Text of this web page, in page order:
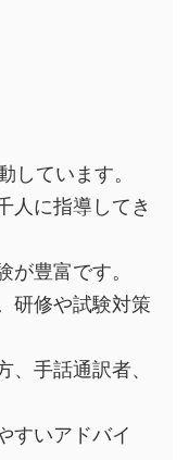
ています。
人に指導してき
豊富です。
研修や試験対策
手話通訳者、
すいアドバイ